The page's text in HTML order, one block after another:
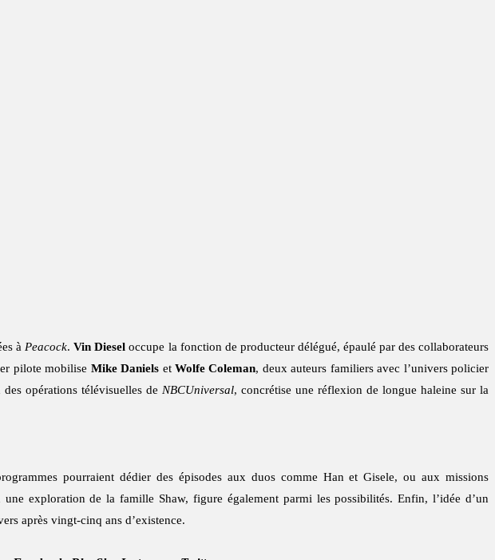
à Peacock.Vin Diesel occupe la fonction de producteur délégué, épaulé par des collaborateurs
pilote mobilise Mike Daniels et Wolfe Coleman, deux auteurs familiers avec l’univers policier
opérations télévisuelles de NBCUniversal, concrétise une réflexion de longue haleine sur la
pourraient dédier des épisodes aux duos comme Han et Gisele, ou aux missions
exploration de la famille Shaw, figure également parmi les possibilités. Enfin, l’idée d’un
après vingt-cinq ans d’existence.